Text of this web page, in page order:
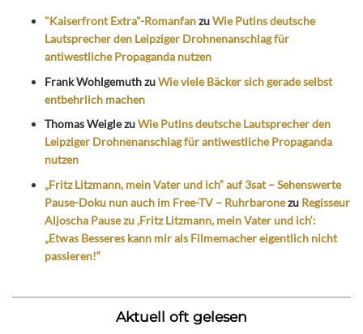
"Kaiserfront Extra"-RomanfanzuWie Putins deutsche
Lautsprecher den Leipziger Drohnenanschlag für
antiwestliche Propaganda nutzen
Frank WohlgemuthzuWie viele Bäcker sich gerade selbst
entbehrlich machen
Thomas WeiglezuWie Putins deutsche Lautsprecher den
Leipziger Drohnenanschlag für antiwestliche Propaganda
nutzen
„Fritz Litzmann, mein Vater und ich“ auf 3sat – Sehenswerte
Pause-Doku nun auch im Free-TV – Ruhrbaronezu Regisseur
Aljoscha Pause zu ‚Fritz Litzmann, mein Vater und ich‘:
„Etwas Besseres kann mir als Filmemacher eigentlich nicht
passieren!“
Aktuell oft gelesen